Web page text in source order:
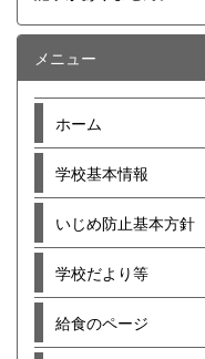
メニュー
ホーム
学校基本情報
いじめ防止基本方針
学校だより等
給食のページ